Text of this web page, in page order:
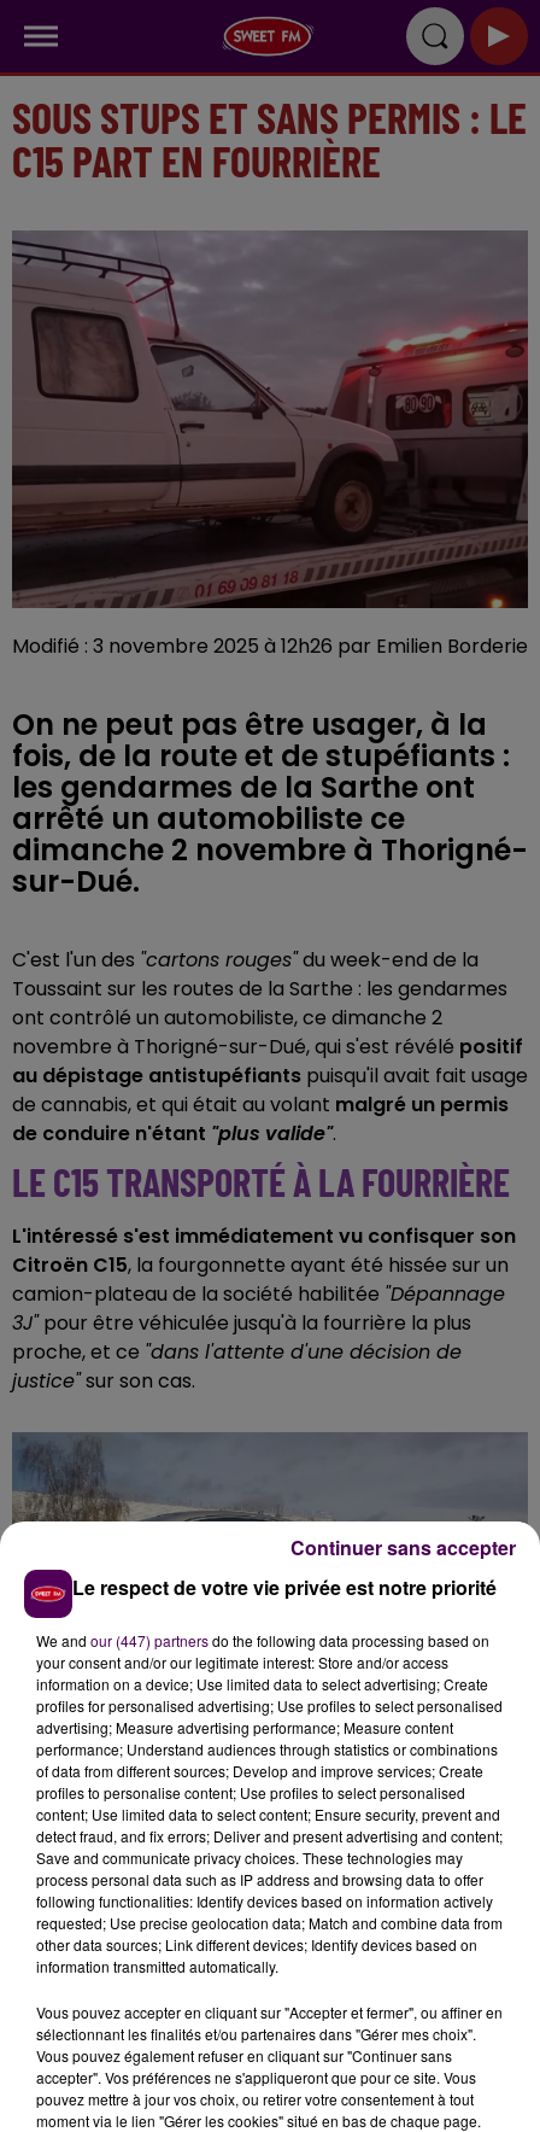
SOUS STUPS ET SANS PERMIS : LE
C15 PART EN FOURRIÈRE
Modifié : 3 novembre 2025 à 12h26 par Emilien Borderie
On ne peut pas être usager, à la
fois, de la route et de stupéfiants :
les gendarmes de la Sarthe ont
arrêté un automobiliste ce
dimanche 2 novembre à Thorigné-
sur-Dué.
C'est l'un des "cartons rouges"du week-end de la
Toussaint sur les routes de la Sarthe : les gendarmes
ont contrôlé un automobiliste, ce dimanche 2
novembre à Thorigné-sur-Dué, qui s'est révélé positif
au dépistage antistupéfiants puisqu'il avait fait usage
de cannabis, et qui était au volant malgré un permis
de conduire n'étant "plus valide".
LE C15 TRANSPORTÉ À LA FOURRIÈRE
L'intéressé s'est immédiatement vu confisquer son
Citroën C15, la fourgonnette ayant été hissée sur un
camion-plateau de la société habilitée "Dépannage
3J"pour être véhiculée jusqu'à la fourrière la plus
proche, et ce "dans l'attente d'une décision de
justice"sur son cas.
A 160 KM/H SUR LA D323
Autre"danger public"appréhendé, lui, la veille : un
individu qui s'est fait flasher sur la D323, entre Le Mans
et La Ferté-Bernard, aux portes du bourg de Vouvray-
sur-Huisne, à 160 km/h pour une vitesse théorique
maximale autorisée à cet endroit de... 90 km/h. A la clé
rétention de permis et Peugeot 508 transportée,
là-aussi, en fourrière.
Le respect de votre vie privée est notre priorité
We and our (447) partnersdo the following data processing based on
your consent and/or our legitimate interest: Store and/or access
information on a device; Use limited data to select advertising; Create
profiles for personalised advertising; Use profiles to select personalised
advertising; Measure advertising performance; Measure content
performance; Understand audiences through statistics or combinations
of data from different sources; Develop and improve services; Create
profiles to personalise content; Use profiles to select personalised
content; Use limited data to select content; Ensure security, prevent and
detect fraud, and fix errors; Deliver and present advertising and content;
Save and communicate privacy choices. These technologies may
process personal data such as IP address and browsing data to offer
following functionalities: Identify devices based on information actively
requested; Use precise geolocation data; Match and combine data from
other data sources; Link different devices; Identify devices based on
information transmitted automatically.
Vous pouvez accepter en cliquant sur "Accepter et fermer", ou affiner en
sélectionnant les finalités et/ou partenaires dans "Gérer mes choix".
Vous pouvez également refuser en cliquant sur "Continuer sans
accepter". Vos préférences ne s'appliqueront que pour ce site. Vous
pouvez mettre à jour vos choix, ou retirer votre consentement à tout
moment via le lien "Gérer les cookies" situé en bas de chaque page.
Continuer sans accepter